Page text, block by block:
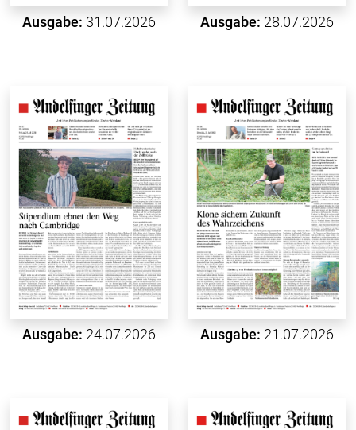
Ausgabe: 31.07.2026 Ausgabe: 28.07.2026
Ausgabe: 24.07.2026 Ausgabe: 21.07.2026